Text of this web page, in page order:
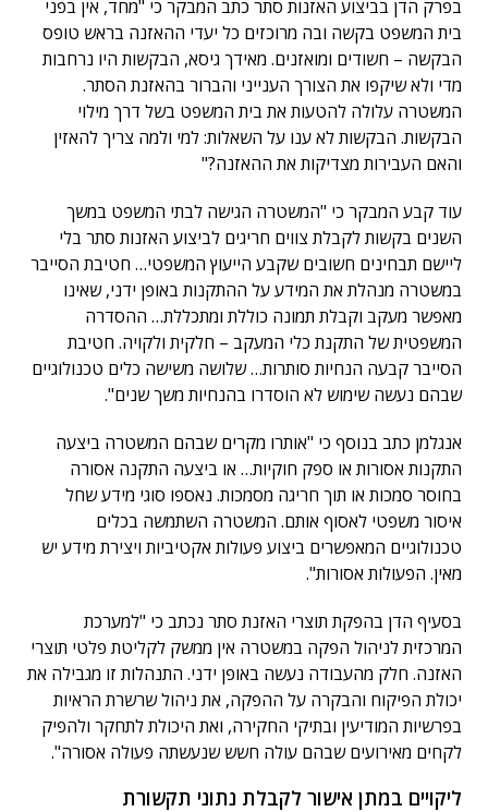
בפרק הדן בביצוע האזנות סתר כתב המבקר כי "מחד, אין בפני
בית המשפט בקשה ובה מרוכזים כל יעדי ההאזנה בראש טופס
הבקשה – חשודים ומואזנים. מאידך גיסא, הבקשות היו נרחבות
מדי ולא שיקפו את הצורך הענייני והברור בהאזנת הסתר.
המשטרה עלולה להטעות את בית המשפט בשל דרך מילוי
הבקשות. הבקשות לא ענו על השאלות: למי ולמה צריך להאזין
והאם העבירות מצדיקות את ההאזנה?"
עוד קבע המבקר כי "המשטרה הגישה לבתי המשפט במשך
השנים בקשות לקבלת צווים חריגים לביצוע האזנות סתר בלי
ליישם תבחינים חשובים שקבע הייעוץ המשפטי… חטיבת הסייבר
במשטרה מנהלת את המידע על ההתקנות באופן ידני, שאינו
מאפשר מעקב וקבלת תמונה כוללת ומתכללת… ההסדרה
המשפטית של התקנת כלי המעקב – חלקית ולקויה. חטיבת
הסייבר קבעה הנחיות סותרות… שלושה משישה כלים טכנולוגיים
שבהם נעשה שימוש לא הוסדרו בהנחיות משך שנים".
אנגלמן כתב בנוסף כי "אותרו מקרים שבהם המשטרה ביצעה
התקנות אסורות או ספק חוקיות… או ביצעה התקנה אסורה
בחוסר סמכות או תוך חריגה מסמכות. נאספו סוגי מידע שחל
איסור משפטי לאסוף אותם. המשטרה השתמשה בכלים
טכנולוגיים המאפשרים ביצוע פעולות אקטיביות ויצירת מידע יש
מאין. הפעולות אסורות".
בסעיף הדן בהפקת תוצרי האזנת סתר נכתב כי "למערכת
המרכזית לניהול הפקה במשטרה אין ממשק לקליטת פלטי תוצרי
האזנה. חלק מהעבודה נעשה באופן ידני. התנהלות זו מגבילה את
יכולת הפיקוח והבקרה על ההפקה, את ניהול שרשרת הראיות
בפרשיות המודיעין ובתיקי החקירה, ואת היכולת לתחקר ולהפיק
לקחים מאירועים שבהם עולה חשש שנעשתה פעולה אסורה".
ליקויים במתן אישור לקבלת נתוני תקשורת